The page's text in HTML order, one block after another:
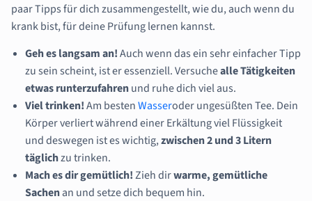
paar Tipps für dich zusammengestellt, wie du, auch wenn du
krank bist, für deine Prüfung lernen kannst.
Geh es langsam an!Auch wenn das ein sehr einfacher Tipp
zu sein scheint, ist er essenziell. Versuchealle Tätigkeiten
etwas runterzufahrenund ruhe dich viel aus.
Viel trinken!Am bestenWasseroder ungesüßten Tee. Dein
Körper verliert während einer Erkältung viel Flüssigkeit
und deswegen ist es wichtig,zwischen 2 und 3 Litern
täglichzu trinken.
Mach es dir gemütlich!Zieh dirwarme, gemütliche
Sachenan und setze dich bequem hin.